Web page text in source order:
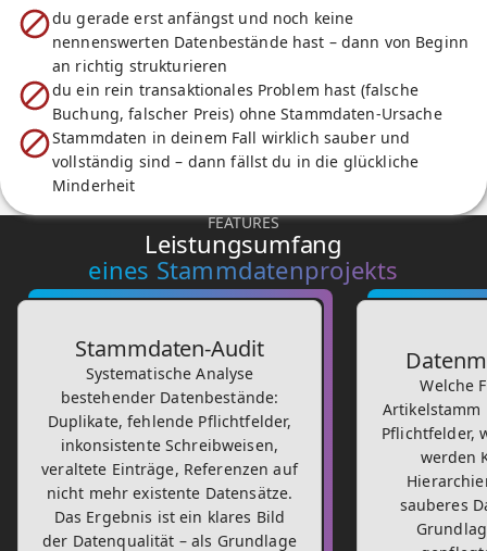
du gerade erst anfängst und noch keine
nennenswerten Datenbestände hast – dann von Beginn
an richtig strukturieren
du ein rein transaktionales Problem hast (falsche
Buchung, falscher Preis) ohne Stammdaten-Ursache
Stammdaten in deinem Fall wirklich sauber und
vollständig sind – dann fällst du in die glückliche
Minderheit
FEATURES
Leistungsumfang
eines Stammdatenprojekts
Stammdaten-Audit
Systematische Analyse
bestehender Datenbestände:
Duplikate, fehlende Pflichtfelder,
inkonsistente Schreibweisen,
veraltete Einträge, Referenzen auf
nicht mehr existente Datensätze.
Das Ergebnis ist ein klares Bild
der Datenqualität – als Grundlage
Welche
Artikelstamm
Pflichtfelder,
werden
sauberes